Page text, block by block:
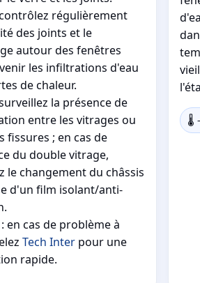
régulièrement
des joints et le
autour des fenêtres
les infiltrations d'eau
de chaleur.
la présence de
entre les vitrages ou
fissures ; en cas de
du double vitrage,
le changement du châssis
d'un film isolant/anti-
: en cas de problème à
Tech Inter pour une
rapide.
🌡️